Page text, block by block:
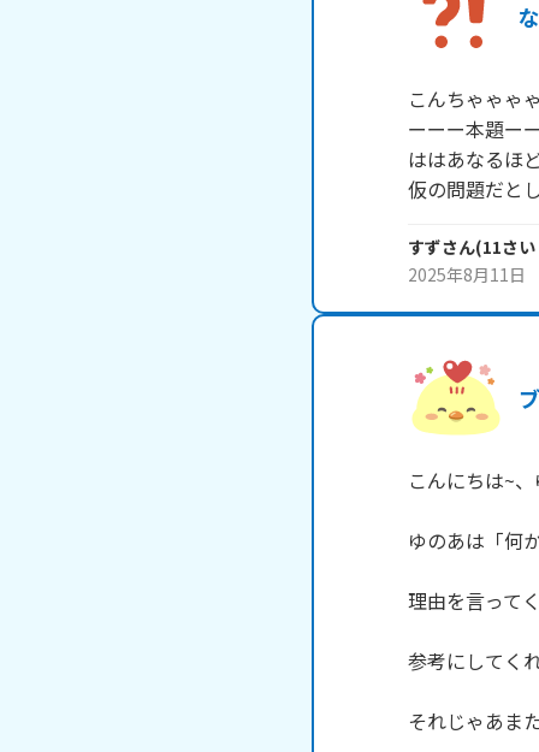
こんちゃゃゃ
ーーー本題ー
ははあなるほ
仮の問題だと
すずさん(11さ
2025年8月11日
こんにちは~
ゆのあは「何
理由を言って
参考にしてく
それじゃあま